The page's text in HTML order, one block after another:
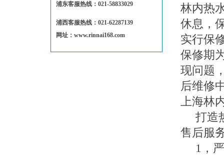
浦东客服热线： 021-58833029
浦西客服热线：021-62287139
网址：www.rinnai168.com
林内热
休息，
实行保
保修期
现问题
后维修
上海林
打造
售后服
1，严